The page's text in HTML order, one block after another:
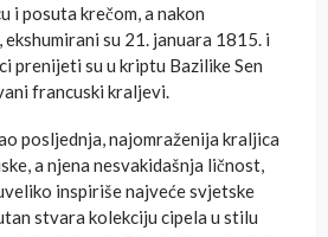
i posuta krečom, a nakon
su 21. januara 1815. i
prenijeti su u kriptu Bazilike Sen
francuski kraljevi.
posljednja, najomraženija kraljica
a njena nesvakidašnja ličnost,
inspiriše najveće svjetske
stvara kolekciju cipela u stilu